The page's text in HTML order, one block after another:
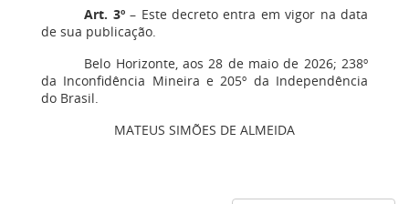
Art. 3º– Este decreto entra em vigor na data
de sua publicação.
Belo Horizonte, aos 28 de maio de 2026; 238º
da Inconfidência Mineira e 205º da Independência
do Brasil.
MATEUS SIMÕES DE ALMEIDA